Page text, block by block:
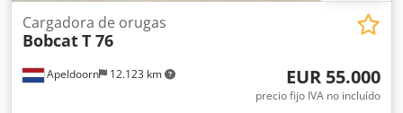
Apeldoorn 12.123 km
Cargadora de orugas
BobcatT 76
EUR 55.000
precio fijo IVA no incluído